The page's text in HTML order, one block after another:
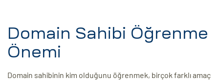
Domain Sahibi Öğrenme
Önemi
Domain sahibinin kim olduğunu öğrenmek, birçok farklı amaç